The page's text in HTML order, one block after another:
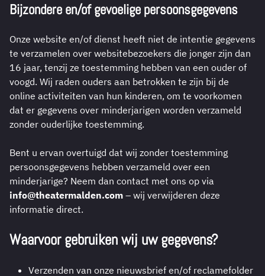
Bijzondere en/of gevoelige persoonsgegevens
Onze website en/of dienst heeft niet de intentie gegevens
te verzamelen over websitebezoekers die jonger zijn dan
16 jaar, tenzij ze toestemming hebben van een ouder of
voogd. Wij raden ouders aan betrokken te zijn bij de
online activiteiten van hun kinderen, om te voorkomen
dat er gegevens over minderjarigen worden verzameld
zonder ouderlijke toestemming.
Bent u ervan overtuigd dat wij zonder toestemming
persoonsgegevens hebben verzameld over een
minderjarige? Neem dan contact met ons op via
info@theatermalden.com – wij verwijderen deze
informatie direct.
Waarvoor gebruiken wij uw gegevens?
Verzenden van onze nieuwsbrief en/of reclamefolder